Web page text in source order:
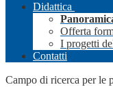
Didattica
Offerta
I progetti
Contatti
Campo di ricerca per le